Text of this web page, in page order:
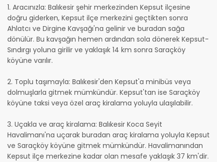
1. Aracınızla: Balıkesir şehir merkezinden Kepsut ilçesine
doğru giderken, Kepsut ilçe merkezini geçtikten sonra
Ahlatcı ve Dirgine Kavşağı'na gelinir ve buradan sağa
dönülür. Bu kavşağın hemen ardından sola dönerek Kepsut-
Sındırgı yoluna girilir ve yaklaşık 14 km sonra Saraçköy
köyüne varılır.
2. Toplu taşımayla: Balıkesir'den Kepsut'a minibüs veya
dolmuşlarla gitmek mümkündür. Kepsut'tan ise Saraçköy
köyüne taksi veya özel araç kiralama yoluyla ulaşılabilir.
3. Uçakla ve araç kiralama: Balıkesir Koca Seyit
Havalimanı'na uçarak buradan araç kiralama yoluyla Kepsut
ve Saraçköy köyüne gitmek mümkündür. Havalimanından
Kepsut ilçe merkezine kadar olan mesafe yaklaşık 37 km'dir.